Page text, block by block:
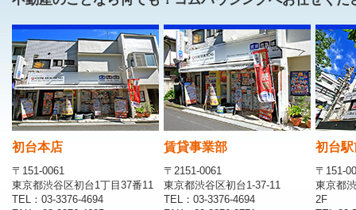
初台本店
〒151-0061
東京都渋谷区初台1丁目37番11
TEL：03-3376-4694
賃貸事業部
〒2151-0061
東京都渋谷区初台1-37-11
TEL：03-3376-4694
初台
〒151-
東京都
2F